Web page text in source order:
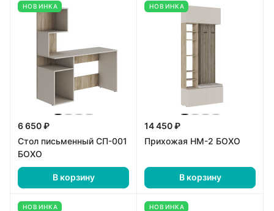
НОВИНКА
6 650 ₽
Стол письменный СП-001
БОХО
В корзину
НОВИНКА
14 450 ₽
Прихожая НМ-2 БОХО
В корзину
НОВИНКА НОВИНКА